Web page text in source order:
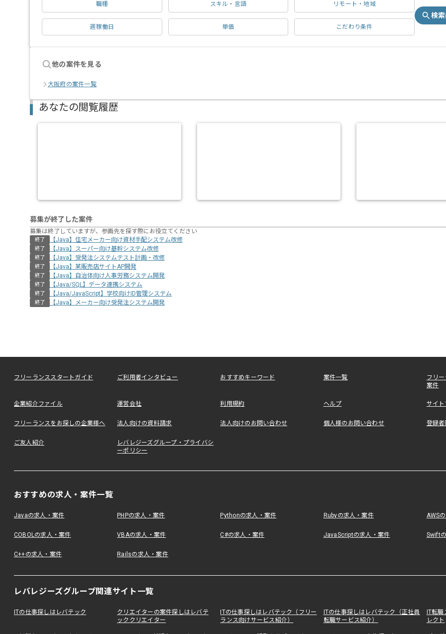
職種 スキル・言語 リモート・地域
週稼働日 単価 こだわり条件
検
他の案件を見る
大阪府の案件一覧
あなたの閲覧履歴
募集が終了した案件
募集は終了していますが、参画先を探す際にお役立てください
終了 【Java】住宅メーカー向け資材⼿配システム改修
終了 【Java】スーパー向け基幹システム改修
終了 【Java】受発注システムテスト計画・改修
終了 【Java】某販売店サイトAP開発
終了 【Java】自治体向け人事労務システム開発
終了 【Java/SQL】データ連携システム
終了 【Java/JavaScript】学校向けID管理システム
終了 【Java】メーカー向け受発注システム開発
フリーランススタートガイド ご利用者インタビュー おすすめキーワード 案件一覧
フリ
案件
企業紹介ファイル 運営会社 利用規約 ヘルプ サイ
フリーランスをお探しの企業様へ 法人向けの資料請求 法人向けのお問い合わせ 個人様のお問い合わせ 登録
ご友人紹介
レバレジーズグループ・プライバシ
ーポリシー
おすすめの求人・案件一覧
Javaの求人・案件 PHPの求人・案件 Pythonの求人・案件 Rubyの求人・案件 AWS
COBOLの求人・案件 VBAの求人・案件 C#の求人・案件 JavaScriptの求人・案件 Swift
C++の求人・案件 Railsの求人・案件
レバレジーズグループ関連サイト一覧
ITの仕事探しはレバテック
クリエイターの案件探しはレバテ
ッククリエイター
ITの仕事探しはレバテック（フリー
ランス向けサービス紹介）
ITの仕事探しはレバテック（正社員
転職サービス紹介）
IT転
レクト